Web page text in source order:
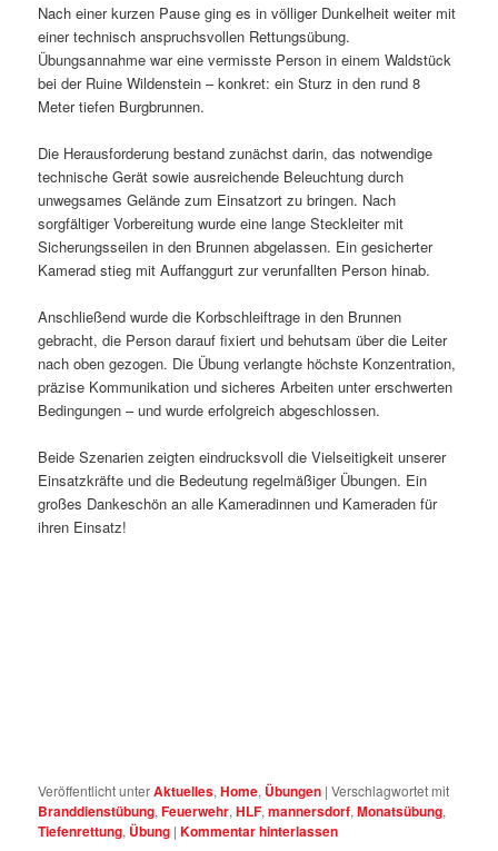
Nach einer kurzen Pause ging es in völliger Dunkelheit weiter mit
einer technisch anspruchsvollen Rettungsübung.
Übungsannahme war eine vermisste Person in einem Waldstück
bei der Ruine Wildenstein – konkret: ein Sturz in den rund 8
Meter tiefen Burgbrunnen.
Die Herausforderung bestand zunächst darin, das notwendige
technische Gerät sowie ausreichende Beleuchtung durch
unwegsames Gelände zum Einsatzort zu bringen. Nach
sorgfältiger Vorbereitung wurde eine lange Steckleiter mit
Sicherungsseilen in den Brunnen abgelassen. Ein gesicherter
Kamerad stieg mit Auffanggurt zur verunfallten Person hinab.
Anschließend wurde die Korbschleiftrage in den Brunnen
gebracht, die Person darauf fixiert und behutsam über die Leiter
nach oben gezogen. Die Übung verlangte höchste Konzentration,
präzise Kommunikation und sicheres Arbeiten unter erschwerten
Bedingungen – und wurde erfolgreich abgeschlossen.
Beide Szenarien zeigten eindrucksvoll die Vielseitigkeit unserer
Einsatzkräfte und die Bedeutung regelmäßiger Übungen. Ein
großes Dankeschön an alle Kameradinnen und Kameraden für
ihren Einsatz!
Veröffentlicht unterAktuelles,Home, Übungen |Verschlagwortet mit
Branddienstübung,Feuerwehr,HLF,mannersdorf,Monatsübung,
Tiefenrettung, Übung |Kommentar hinterlassen